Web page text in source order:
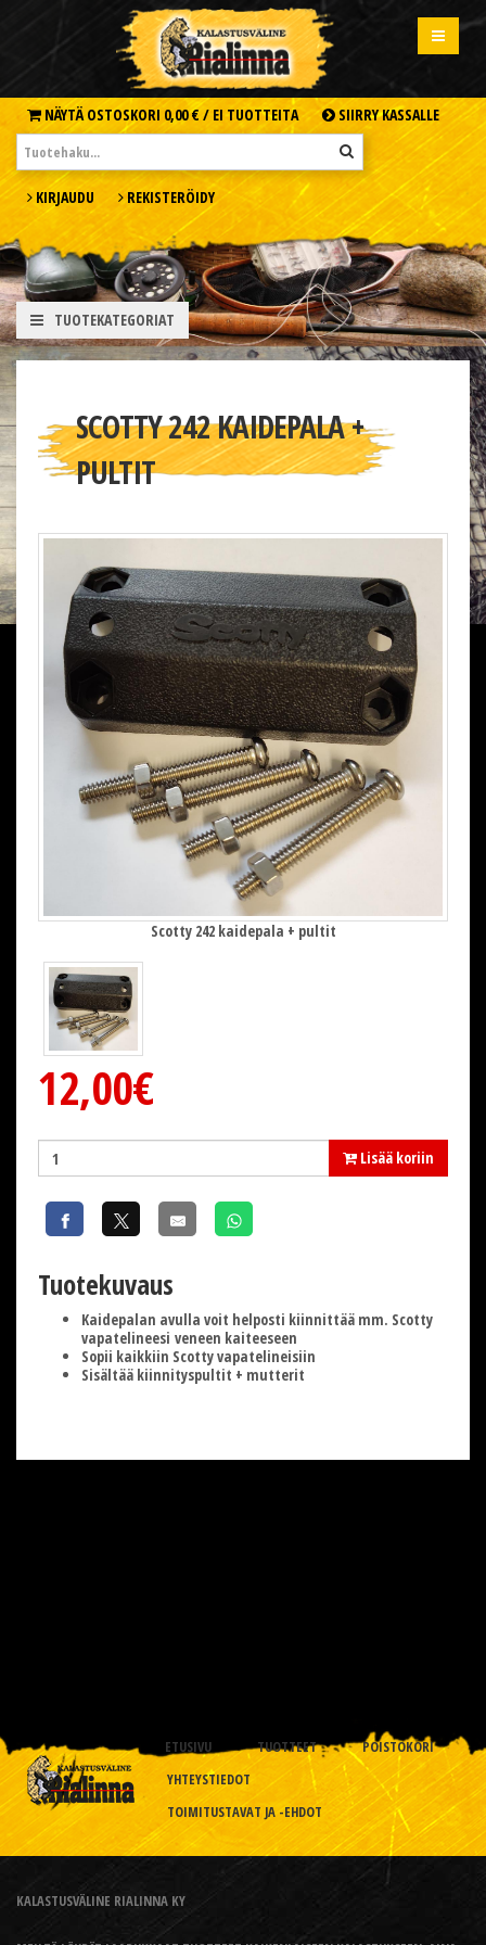
NÄYTÄ OSTOSKORI 0,00 € / EI TUOTTEITA SIIRRY KASSALLE
KIRJAUDU REKISTERÖIDY
TUOTEKATEGORIAT
SCOTTY 242 KAIDEPALA +
PULTIT
Scotty 242 kaidepala + pultit
12,00€
Lisää koriin
Tuotekuvaus
Kaidepalan avulla voit helposti kiinnittää mm. Scotty
vapatelineesi veneen kaiteeseen
Sopii kaikkiin Scotty vapatelineisiin
Sisältää kiinnityspultit + mutterit
ETUSIVU TUOTTEET
POISTOKORI
YHTEYSTIEDOT
TOIMITUSTAVAT JA -EHDOT
KALASTUSVÄLINE RIALINNA KY